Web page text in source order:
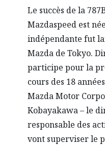
Le succès de la
Mazdaspeed est
indépendante fut
Mazda de Tokyo.
participe pour la
cours des 18
Mazda Motor
Kobayakawa – le
responsable des
vont superviser le